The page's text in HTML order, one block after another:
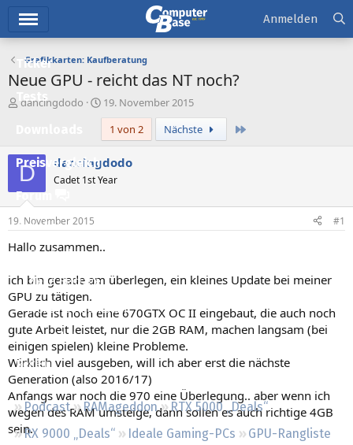
Ticker
Tests
Preisvergleich
Forum
Aktuelles
Empfohlene Inhalte
Neue Beiträge
Neueste Aktivitäten
Leserartikel
Regeln
Podcast RAMageddon
RTX 5000 „Deals“
RX 9000 „Deals“
Ideale Gaming-PCs
GPU-Rangliste
Anmelden
Grafikkarten: Kaufberatung
Neue GPU - reicht das NT noch?
E
e
e
dancingdodo
E
r
t
e
l
m
19. November 2015
1 von 2
Nächste
D dancingdodo
Cadet 1st Year
19. November 2015 #1
Hallo zusammen..
ich bin gerade am überlegen, ein kleines Update bei meiner
GPU zu tätigen.
Gerade ist noch eine 670GTX OC II eingebaut, die auch noch
gute Arbeit leistet, nur die 2GB RAM, machen langsam (bei
einigen spielen) kleine Probleme.
Wirklich viel ausgeben, will ich aber erst die nächste
Generation (also 2016/17)
Anfangs war noch die 970 eine Überlegung.. aber wenn ich
wegen des RAM umsteige, dann sollen es auch richtige 4GB
sein.